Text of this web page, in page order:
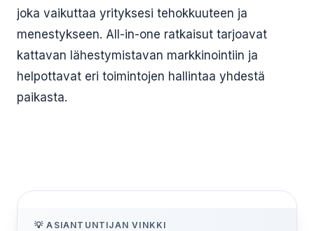
joka vaikuttaa yrityksesi tehokkuuteen ja
menestykseen. All-in-one ratkaisut tarjoavat
kattavan lähestymistavan markkinointiin ja
helpottavat eri toimintojen hallintaa yhdestä
paikasta.
💡 ASIANTUNTIJAN VINKKI